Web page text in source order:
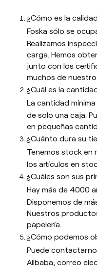
¿Cómo es la
Foska sólo se
Realizamos
carga. Hemos
junto con los
muchos de
¿Cuál es la
La cantidad
de solo una caja.
en pequeñas
¿Cuánto dura su
Tenemos stock en
los artículos en
¿Cuáles son sus
Hay más de 4000
Disponemos de
Nuestros
papelería.
¿Cómo podemos
Puede
Alibaba, correo